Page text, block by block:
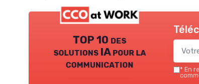
TOP 10 des
solutions IA pour la
communication
* En